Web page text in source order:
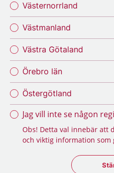
Västernorrland
Västmanland
Västra Götaland
Örebro län
Östergötland
Jag vill inte se någon
Obs! Detta val innebär att
och viktig information